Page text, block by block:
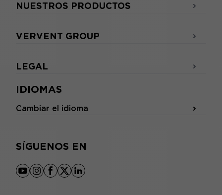
IDIOMAS
Cambiar el idioma
SÍGUENOS EN
youtube
instagram
facebook
x linkedin
NUESTROS PRODUCTOS
VERVENT GROUP
LEGAL